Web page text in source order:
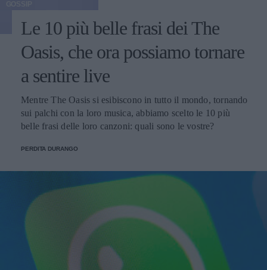
Le 10 più belle frasi dei The
Oasis, che ora possiamo tornare
a sentire live
Mentre The Oasis si esibiscono in tutto il mondo, tornando
sui palchi con la loro musica, abbiamo scelto le 10 più
belle frasi delle loro canzoni: quali sono le vostre?
PERDITA DURANGO